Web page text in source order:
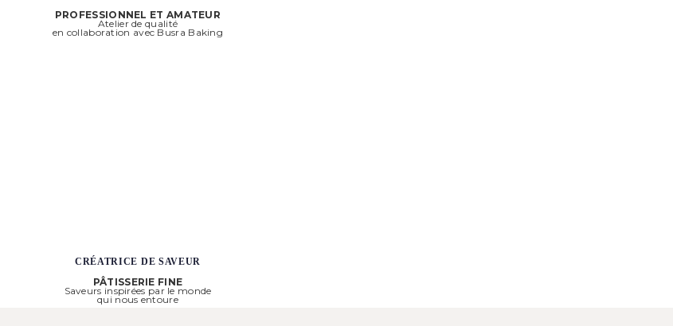
PROFESSIONNEL ET AMATEUR
Atelier de qualité
en collaboration avec Busra Baking
CRÉATRICE DE SAVEUR
PÂTISSERIE FINE
Saveurs inspirées par le monde
qui nous entoure